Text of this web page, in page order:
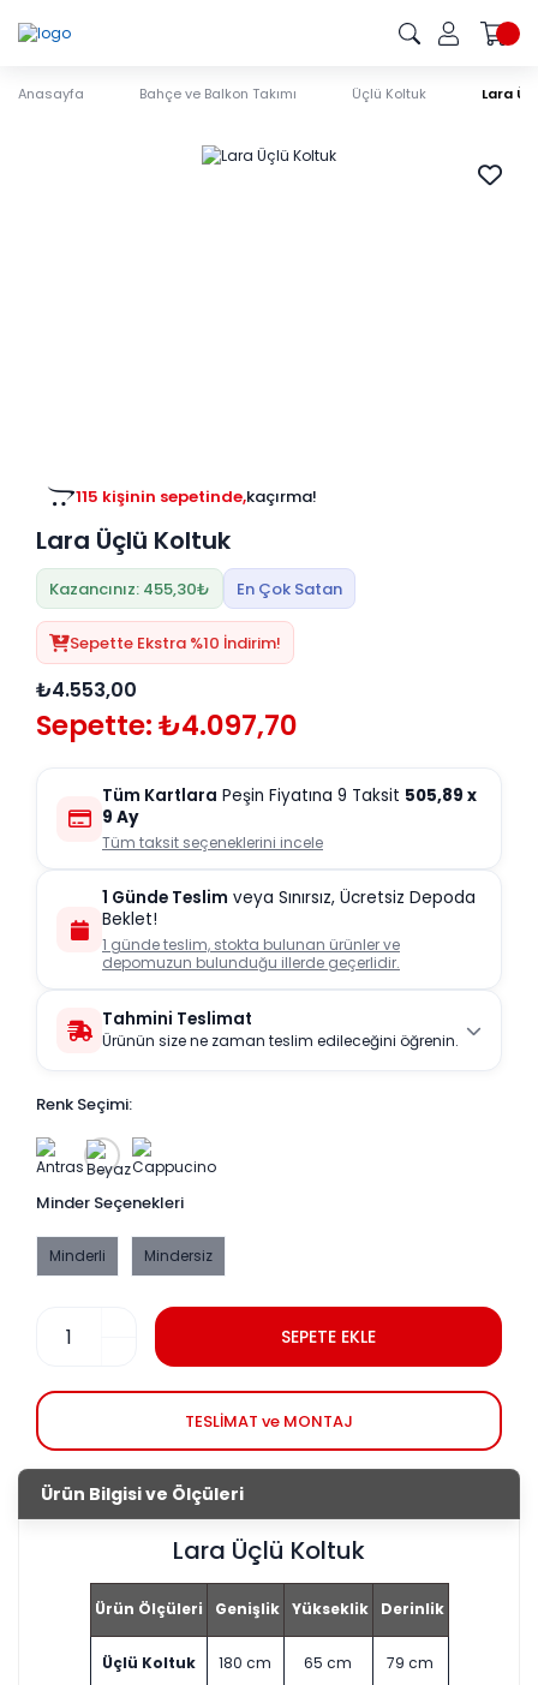
Anasayfa Bahçe ve Balkon Takımı Üçlü Koltuk Lara
115 kişinin sepetinde,kaçırma!
Lara Üçlü Koltuk
Kazancınız: 455,30₺ En Çok Satan
Sepette Ekstra %10 İndirim!
₺4.553,00
Sepette: ₺4.097,70
Tüm Kartlara Peşin Fiyatına 9 Taksit 505,89 x
9 Ay
Tüm taksit seçeneklerini incele
1 Günde Teslim veya Sınırsız, Ücretsiz Depoda
Beklet!
1 günde teslim, stokta bulunan ürünler ve
depomuzun bulunduğu illerde geçerlidir.
Tahmini Teslimat
Ürünün size ne zaman teslim edileceğini öğrenin.
Renk Seçimi:
Minder Seçenekleri
Minderli Mindersiz
SEPETE EKLE
TESLİMAT ve MONTAJ
Ürün Bilgisi ve Ölçüleri
Lara Üçlü Koltuk
Ürün Ölçüleri Genişlik Yükseklik Derinlik
Üçlü Koltuk 180 cm 65 cm 79 cm